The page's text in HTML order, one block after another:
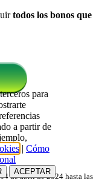
todos los bonos que
de abril de 2024 hasta las
para
a partir de
| Cómo
ACEPTAR